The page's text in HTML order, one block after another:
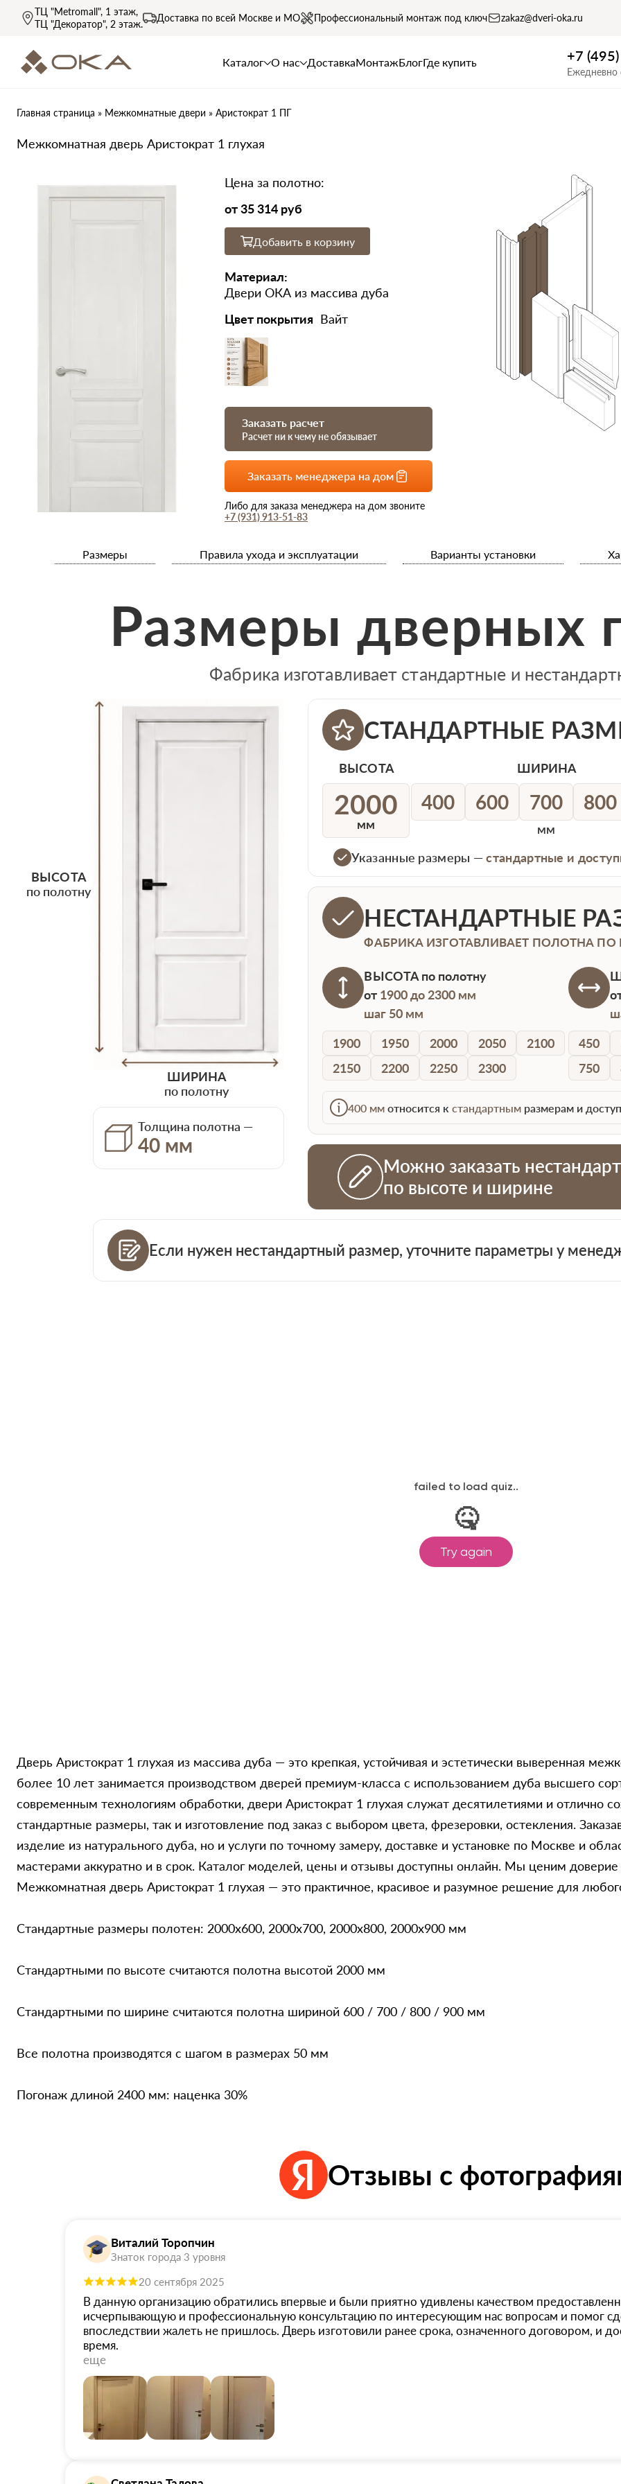
ТЦ "Metromall", 1 этаж,
ТЦ "Декоратор", 2 этаж.
Доставка по всей Москве и МО Профессиональный монтаж под ключ zakaz@dveri-oka.ru
Каталог О нас ДоставкаМонтажБлогГде купить +7
Ежедневно
Главная страница » Межкомнатные двери » Аристократ 1 ПГ
Межкомнатная дверь Аристократ 1 глухая
Цена за полотно:
от35 314 руб
Добавить в корзину
Материал:
Двери ОКА из массива дуба
Цвет покрытия Вайт
Заказать расчет
Расчет ни к чему не обязывает
Заказать менеджера на дом
Либо для заказа менеджера на дом звоните
+7 (931) 913-51-83
Размеры Правила ухода и эксплуатации Варианты установки
Размеры дверных
Фабрика изготавливает стандартные и
ВЫСОТА
по полотну
ШИРИНА
по полотну
Толщина полотна —
40 мм
СТАНДАРТНЫЕ
ВЫСОТА
2000
мм
ШИРИНА
400 600 700 800
мм
Указанные размеры —стандартные и
НЕСТАНДАРТНЫЕ
ФАБРИКА ИЗГОТАВЛИВАЕТ ПОЛОТНА
ВЫСОТА по полотну
от 1900 до 2300 мм
шаг 50 мм
1900
1950 2000 2050
2100
2150
2200 2250 2300
450
750
400 мм относится кстандартным размерам и
Можно заказать
по высоте и ширине
Если нужен нестандартный размер, уточните параметры у
Дверь Аристократ 1 глухая из массива дуба — это крепкая, устойчивая и эстетически выверенная
более 10 лет занимается производством дверей премиум-класса с использованием дуба высшего
современным технологиям обработки, двери Аристократ 1 глухая служат десятилетиями и отлично
стандартные размеры, так и изготовление под заказ с выбором цвета, фрезеровки, остекления.
изделие из натурального дуба, но и услуги по точному замеру, доставке и установке по Москве и
мастерами аккуратно и в срок. Каталог моделей, цены и отзывы доступны онлайн. Мы ценим доверие
Межкомнатная дверь Аристократ 1 глухая — это практичное, красивое и разумное решение для
Стандартные размеры полотен: 2000x600, 2000x700, 2000x800, 2000x900 мм
Стандартными по высоте считаются полотна высотой 2000 мм
Стандартными по ширине считаются полотна шириной 600 / 700 / 800 / 900 мм
Все полотна производятся с шагом в размерах 50 мм
Погонаж длиной 2400 мм: наценка 30%
Отзывы с
Виталий Торопчин
Знаток города 3 уровня
20 сентября 2025
В данную организацию обратились впервые и были приятно удивлены качеством
исчерпывающую и профессиональную консультацию по интересующим нас вопросам и помог
впоследствии жалеть не пришлось. Дверь изготовили ранее срока, означенного договором, и
время.
еще
Ваша примерная смета на двери